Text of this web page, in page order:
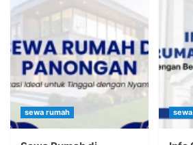
sewa rumah